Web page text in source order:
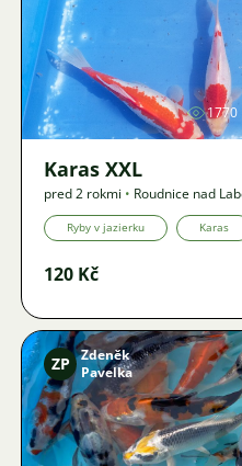
1770
Karas XXL
pred 2 rokmi • Roudnice nad
Ryby v jazierku Karas
120 Kč
ZP
Zdeněk
Pavelka